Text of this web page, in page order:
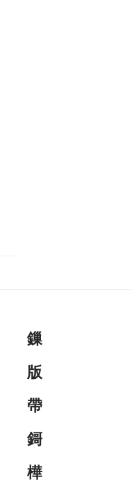
鏁
版
帶
鎶
樺